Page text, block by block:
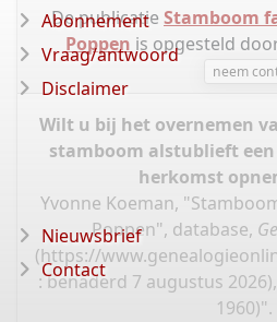
De publicatie Stamboom
Poppen is opgesteld
neem
Wilt u bij het overnemen
stamboom alstublieft
herkomst
Yvonne Koeman,
Poppen", database,
(https://
: benaderd 7 augustus
1960)".
Abonnement
Vraag/antwoord
Disclaimer
Nieuwsbrief
Contact